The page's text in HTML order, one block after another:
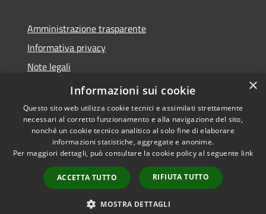
Amministrazione trasparente
Informativa privacy
Note legali
Dichiarazione di accessibilità
Accessibilità
Copyright © 2026 • Comune di
Torrevecchia Pia • Powered by
Municipium•
Accesso
redazione
×
Informazioni sui cookie
Questo sito web utilizza cookie tecnici e assimilati strettamente
necessari al corretto funzionamento e alla navigazione del sito,
nonché un cookie tecnico analitico al solo fine di elaborare
informazioni statistiche, aggregate e anonime.
Per maggiori dettagli, può consultare la cookie policy al seguente link
ACCETTA TUTTO RIFIUTA TUTTO
MOSTRA DETTAGLI